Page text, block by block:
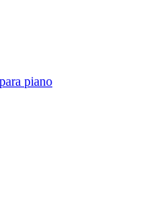
piano